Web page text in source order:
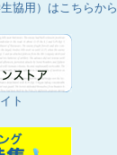
協用）はこちらから
ト